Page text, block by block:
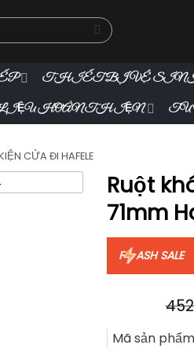
THIẾT BỊ VỆ
HOÀN THIỆN TƯ
CỬA ĐI HAFELE
Ruột
71mm
F ASH SALE
Mã sản